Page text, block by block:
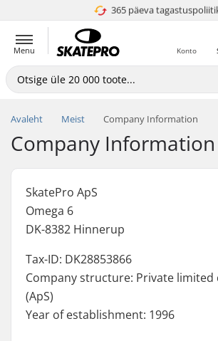
365 päeva4.8 paljaks 5
Menu Konto
Avaleht Meist Company Information
Company Information
SkatePro ApS
Omega 6
DK-8382 Hinnerup
Tax-ID: DK28853866
Company structure: Private limited
(ApS)
Year of establishment: 1996